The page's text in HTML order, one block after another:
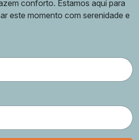
conforto. Estamos aqui para
este momento com serenidade e